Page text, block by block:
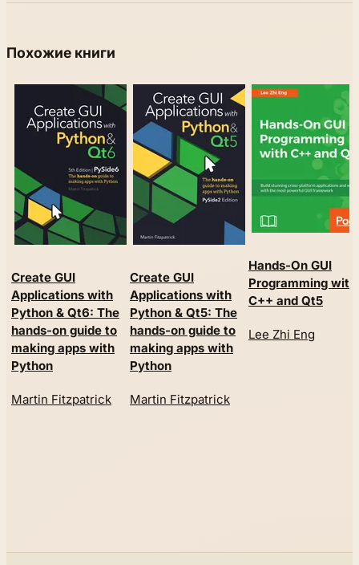
Похожие книги
Create GUI
Applications with
Python & Qt6: The
hands-on guide to
making apps with
Python
Martin Fitzpatrick
Create GUI
Applications with
Python & Qt5: The
hands-on guide to
making apps with
Python
Martin Fitzpatrick
Hands-On GUI
Programming with
C++ and Qt5
Lee Zhi Eng